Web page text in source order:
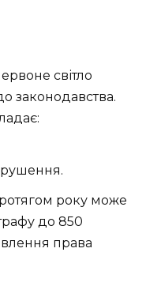
світло
законодавства.
року може
до 850
права